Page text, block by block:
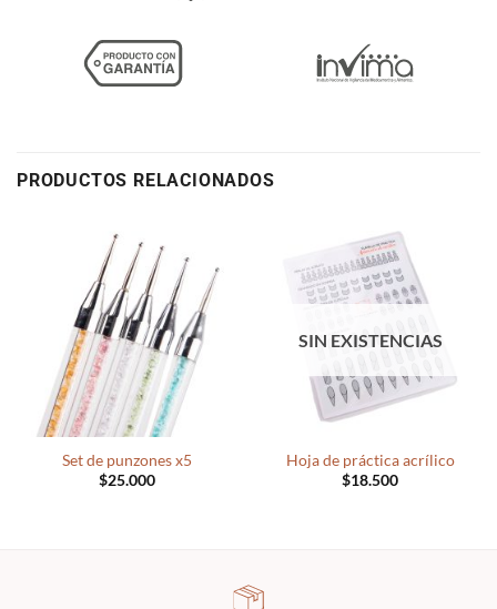
PRODUCTOS RELACIONADOS
Set de punzones x5
$25.000
SIN EXISTENCIAS
Hoja de práctica acrílico
$18.500